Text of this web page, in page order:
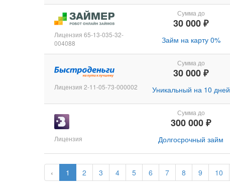
‹ 1 2 3 4 5 6 7 8 9 10
Лицензия 65-13-035-32-
004088
Сумма до
30 000 ₽
Займ на карту 0%
Лицензия 2-11-05-73-000002
Сумма до
30 000 ₽
Уникальный на 10 дней
Лицензия
Сумма до
300 000 ₽
Долгосрочный займ